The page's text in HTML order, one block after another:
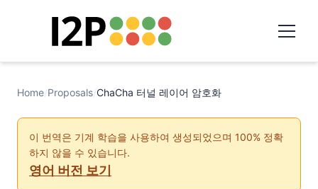
Home/Proposals/ChaCha 터널 레이어 암호화
이 번역은 기계 학습을 사용하여 생성되었으며 100% 정확
하지 않을 수 있습니다.
영어 버전 보기